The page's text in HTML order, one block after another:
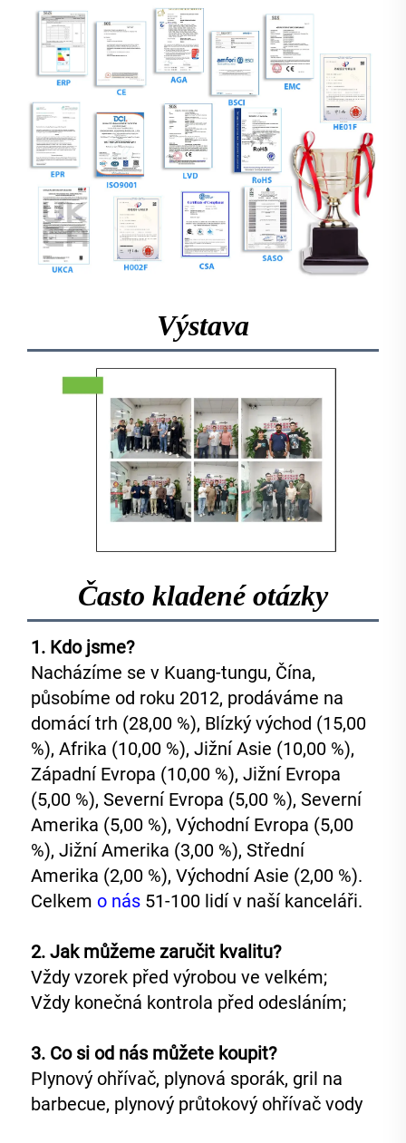
Výstava
Často kladené otázky
1. Kdo jsme?
Nacházíme se v Kuang-tungu, Čína,
působíme od roku 2012, prodáváme na
domácí trh (28,00 %), Blízký východ (15,00
%), Afrika (10,00 %), Jižní Asie (10,00 %),
Západní Evropa (10,00 %), Jižní Evropa
(5,00 %), Severní Evropa (5,00 %), Severní
Amerika (5,00 %), Východní Evropa (5,00
%), Jižní Amerika (3,00 %), Střední
Amerika (2,00 %), Východní Asie (2,00 %).
Celkem o nás 51-100 lidí v naší kanceláři.
2. Jak můžeme zaručit kvalitu?
Vždy vzorek před výrobou ve velkém;
Vždy konečná kontrola před odesláním;
3. Co si od nás můžete koupit?
Plynový ohřívač, plynová sporák, gril na
barbecue, plynový průtokový ohřívač vody